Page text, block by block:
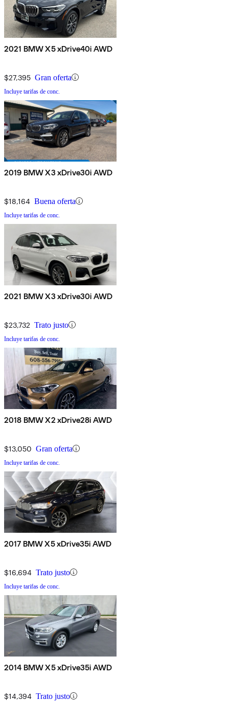
2021 BMW X5 xDrive40i AWD
$27,395 Gran oferta
Incluye tarifas de conc.
2019 BMW X3 xDrive30i AWD
$18,164 Buena oferta
Incluye tarifas de conc.
2021 BMW X3 xDrive30i AWD
$23,732 Trato justo
Incluye tarifas de conc.
2018 BMW X2 xDrive28i AWD
$13,050 Gran oferta
Incluye tarifas de conc.
2017 BMW X5 xDrive35i AWD
$16,694 Trato justo
Incluye tarifas de conc.
2014 BMW X5 xDrive35i AWD
$14,394 Trato justo